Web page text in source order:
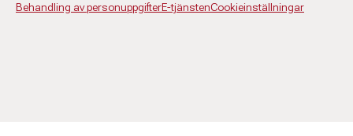
Behandling av personuppgifterE-tjänstenCookieinställningar